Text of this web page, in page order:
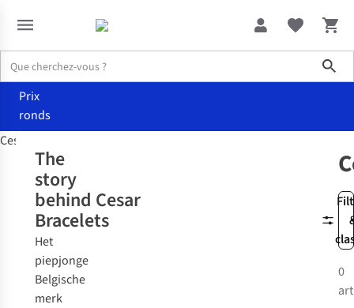
Prix
ronds
Cesar
The
story
behind Cesar
Bracelets
Het
piepjonge
Belgische
merk
0